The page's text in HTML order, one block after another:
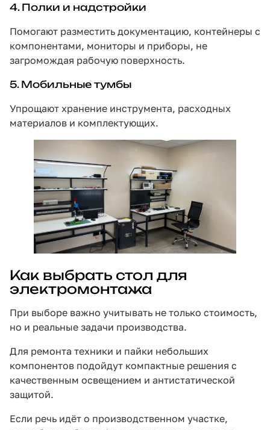
4. Полки и надстройки
Помогают разместить документацию, контейнеры с
компонентами, мониторы и приборы, не
загромождая рабочую поверхность.
5. Мобильные тумбы
Упрощают хранение инструмента, расходных
материалов и комплектующих.
Как выбрать стол для
электромонтажа
При выборе важно учитывать не только стоимость,
но и реальные задачи производства.
Для ремонта техники и пайки небольших
компонентов подойдут компактные решения с
качественным освещением и антистатической
защитой.
Если речь идёт о производственном участке,